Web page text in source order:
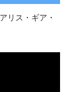
リス・ギア・